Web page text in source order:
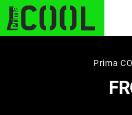
Prima